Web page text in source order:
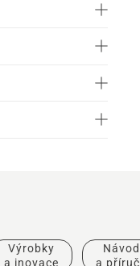
Výrobky
a inovace
a